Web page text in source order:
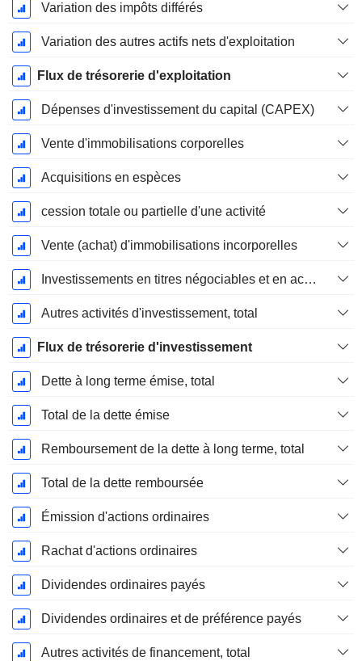
Variation des impôts différés
Variation des autres actifs nets d'exploitation
Flux de trésorerie d'exploitation
Dépenses d'investissement du capital (CAPEX)
Vente d'immobilisations corporelles
Acquisitions en espèces
cession totale ou partielle d'une activité
Vente (achat) d'immobilisations incorporelles
Investissements en titres négociables et en actions, total
Autres activités d'investissement, total
Flux de trésorerie d'investissement
Dette à long terme émise, total
Total de la dette émise
Remboursement de la dette à long terme, total
Total de la dette remboursée
Émission d'actions ordinaires
Rachat d'actions ordinaires
Dividendes ordinaires payés
Dividendes ordinaires et de préférence payés
Autres activités de financement, total